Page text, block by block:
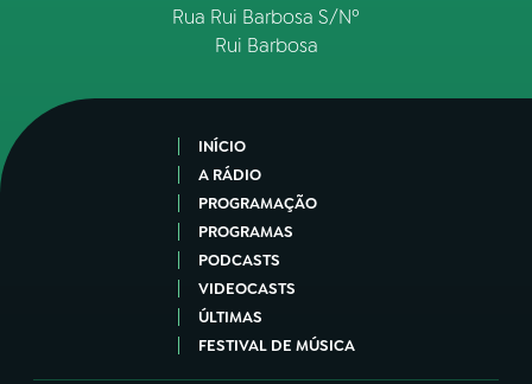
Rua Rui Barbosa S/Nº
Rui Barbosa
INÍCIO
A RÁDIO
PROGRAMAÇÃO
PROGRAMAS
PODCASTS
VIDEOCASTS
ÚLTIMAS
FESTIVAL DE MÚSICA